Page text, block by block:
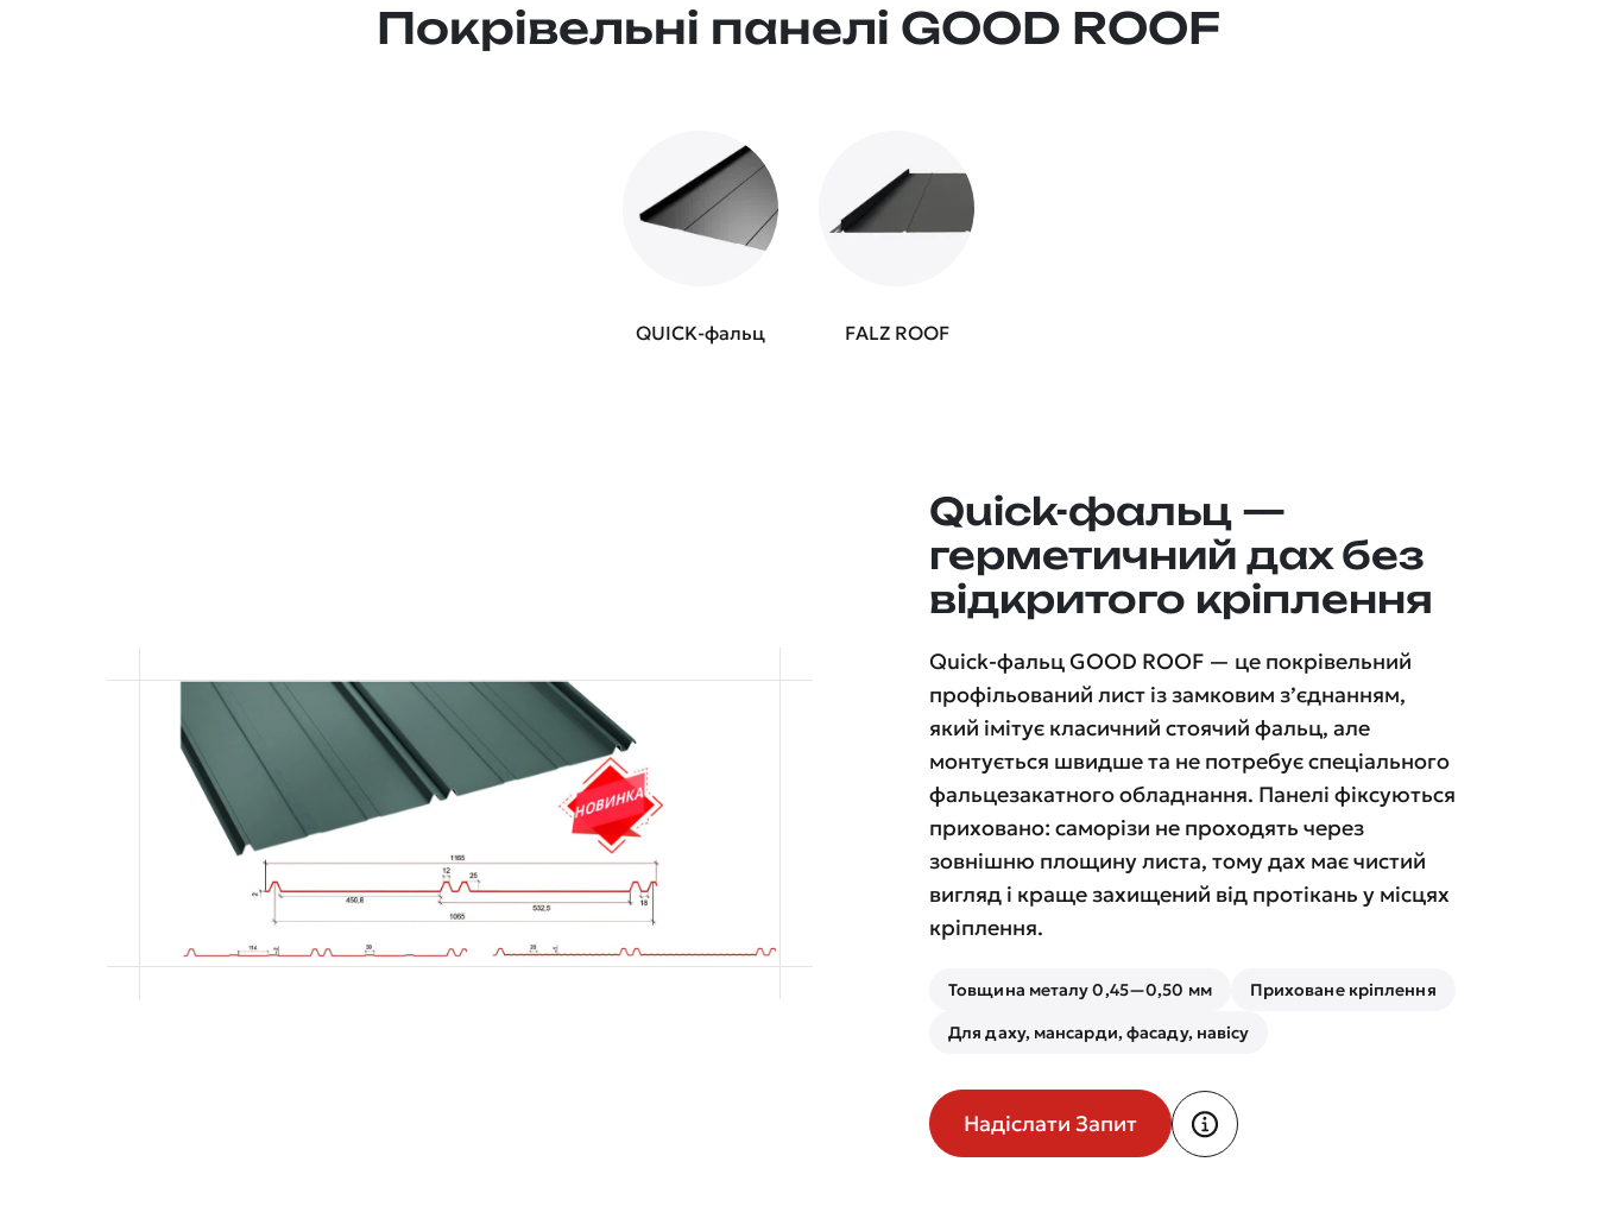
Покрівельні панелі GOOD ROOF
QUICK-фальц FALZ ROOF
Quick-фальц —
герметичний дах без
відкритого кріплення
Quick-фальц GOOD ROOF — це покрівельний
профільований лист із замковим з’єднанням,
який імітує класичний стоячий фальц, але
монтується швидше та не потребує спеціального
фальцезакатного обладнання. Панелі фіксуються
приховано: саморізи не проходять через
зовнішню площину листа, тому дах має чистий
вигляд і краще захищений від протікань у місцях
кріплення.
Товщина металу 0,45—0,50 мм
Приховане кріплення
Для даху, мансарди, фасаду, навісу
Надіслати Запит